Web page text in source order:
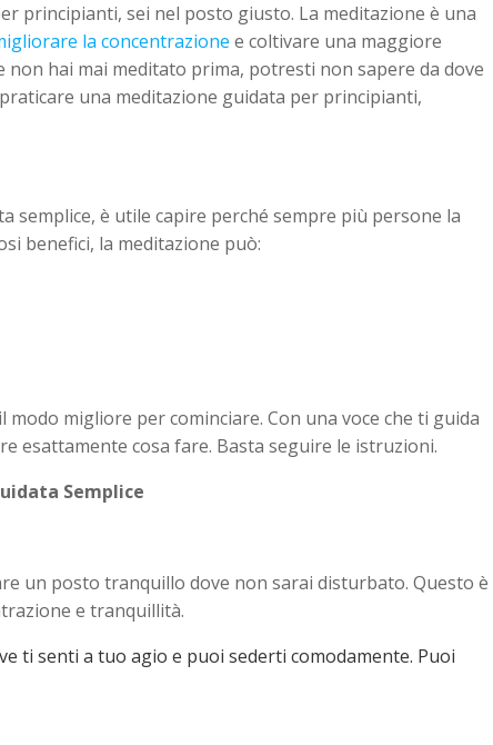
principianti, sei nel posto giusto. La meditazione è una
la concentrazione e coltivare una maggiore
hai mai meditato prima, potresti non sapere da dove
una meditazione guidata per principianti,
semplice, è utile capire perché sempre più persone la
benefici, la meditazione può:
migliore per cominciare. Con una voce che ti guida
esattamente cosa fare. Basta seguire le istruzioni.
Semplice
un posto tranquillo dove non sarai disturbato. Questo è
e tranquillità.
ti senti a tuo agio e puoi sederti comodamente. Puoi